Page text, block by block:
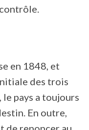
en 1848, et
des trois
pays a toujours
En outre,